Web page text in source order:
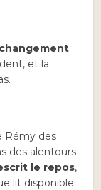
changement
et la
Rémy des
des alentours
le repos,
lit disponible.